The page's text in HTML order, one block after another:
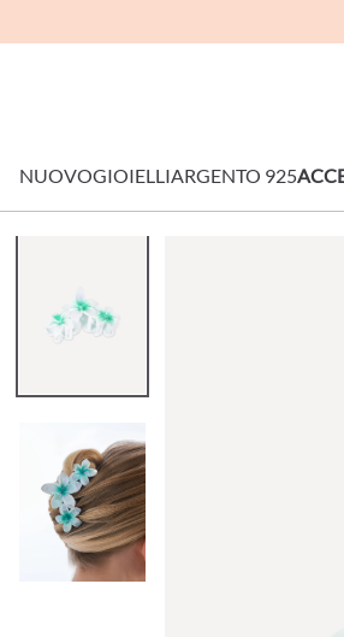
NUOVOGIOIELLIARGENTO 925